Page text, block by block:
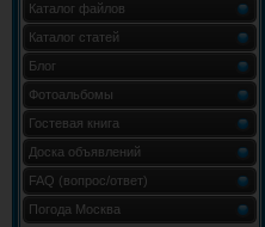
Каталог файлов
Каталог статей
Блог
Фотоальбомы
Гостевая книга
Доска объявлений
FAQ (вопрос/ответ)
Погода Москва